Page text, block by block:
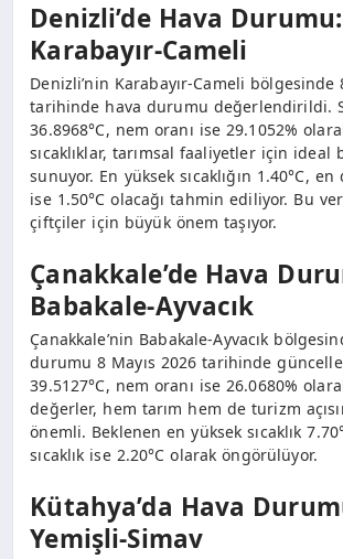
Denizli’de Hava Durumu:
Karabayır-Cameli
Denizli’nin Karabayır-Cameli bölgesinde
tarihinde hava durumu değerlendirildi.
36.8968°C, nem oranı ise 29.1052%
sıcaklıklar, tarımsal faaliyetler için ideal
sunuyor. En yüksek sıcaklığın 1.40°C, en
ise 1.50°C olacağı tahmin ediliyor. Bu
çiftçiler için büyük önem taşıyor.
Çanakkale’de Hava
Babakale-Ayvacık
Çanakkale’nin Babakale-Ayvacık
durumu 8 Mayıs 2026 tarihinde
39.5127°C, nem oranı ise 26.0680%
değerler, hem tarım hem de turizm
önemli. Beklenen en yüksek sıcaklık
sıcaklık ise 2.20°C olarak öngörülüyor.
Kütahya’da Hava
Yemişli-Simav